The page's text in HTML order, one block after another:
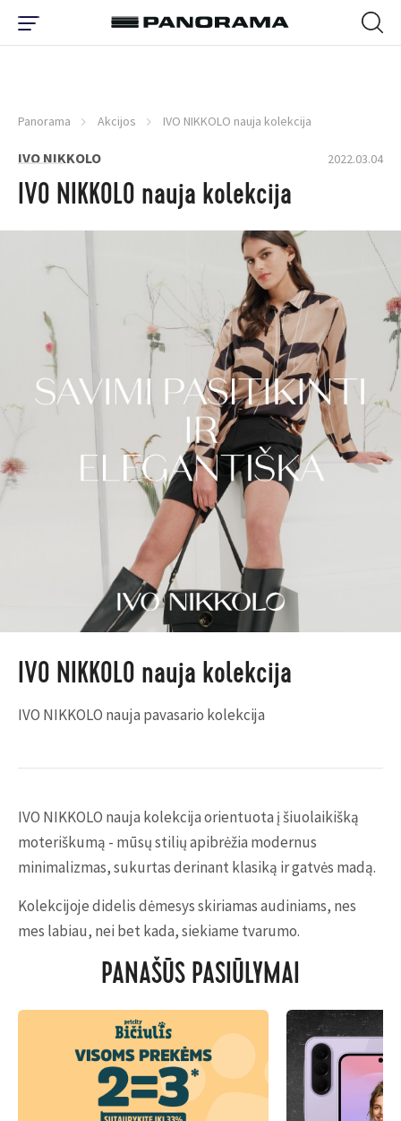
Panorama Akcijos IVO NIKKOLO nauja kolekcija
IVO NIKKOLO 2022.03.04
IVO NIKKOLO nauja kolekcija
IVO NIKKOLO nauja kolekcija
IVO NIKKOLO nauja pavasario kolekcija
IVO NIKKOLO nauja kolekcija orientuota į šiuolaikišką
moteriškumą - mūsų stilių apibrėžia modernus
minimalizmas, sukurtas derinant klasiką ir gatvės madą.
Kolekcijoje didelis dėmesys skiriamas audiniams, nes
mes labiau, nei bet kada, siekiame tvarumo.
PANAŠŪS PASIŪLYMAI